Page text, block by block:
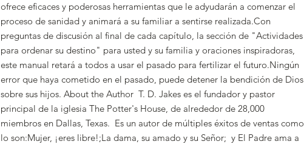
ofrece eficaces y poderosas herramientas que le adyudarán a comenzar el
proceso de sanidad y animará a su familiar a sentirse realizada.Con
preguntas de discusión al final de cada capítulo, la sección de "Actividades
para ordenar su destino" para usted y su familia y oraciones inspiradoras,
este manual retará a todos a usar el pasado para fertilizar el futuro.Ningún
error que haya cometido en el pasado, puede detener la bendición de Dios
sobre sus hijos. About the Author T. D. Jakes es el fundador y pastor
principal de la iglesia The Potter's House, de alrededor de 28,000
miembros en Dallas, Texas. Es un autor de múltiples éxitos de ventas como
lo son:Mujer, ¡eres libre!;La dama, su amado y su Señor; y El Padre ama a